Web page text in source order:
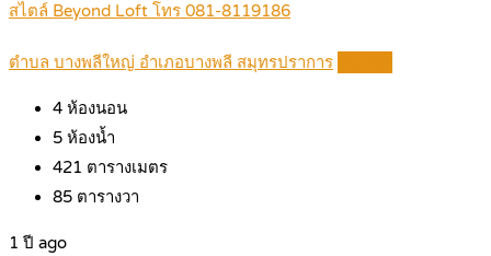
สไตล์ Beyond Loft โทร 081-8119186
ตำบล บางพลีใหญ่ อำเภอบางพลี สมุทรปราการ
4 ห้องนอน
5 ห้องน้ำ
421 ตารางเมตร
85 ตารางวา
1 ปี ago